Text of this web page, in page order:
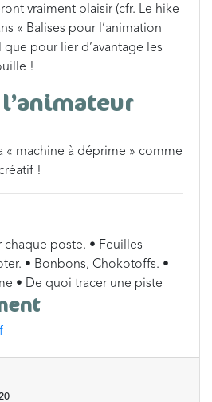
vraiment plaisir (cfr. Le hike
« Balises pour l’animation
pour lier d’avantage les
!
« machine à déprime » comme
!
chaque poste. • Feuilles
• Bonbons, Chokotoffs. •
• De quoi tracer une piste